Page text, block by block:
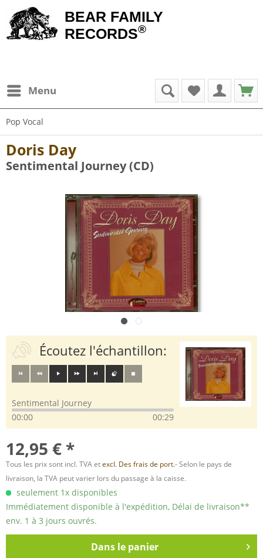
BEAR FAMILY
RECORDS®
Menu
Pop Vocal
Doris Day
Sentimental Journey (CD)
Écoutez l'échantillon:
Sentimental Journey
00:00
00:29
12,95 € *
Tous les prix sont incl. TVA etexcl. Des frais de port.- Selon le pays de
livraison, la TVA peut varier lors du passage à la caisse.
seulement 1x disponibles
Immédiatement disponible à l'expédition, Délai de livraison**
env. 1 à 3 jours ouvrés.
Dans le panier